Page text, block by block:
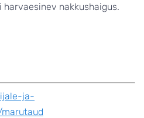
harvaesinev nakkushaigus.
ja-